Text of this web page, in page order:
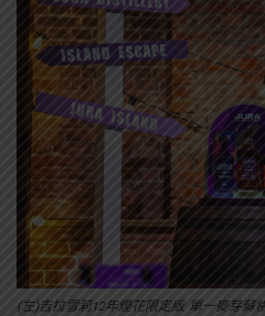
(左)吉拉雪莉12年煙花限定版 單一麥芽蘇